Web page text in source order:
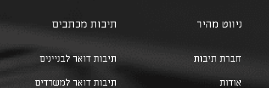
ניווט מהיר
חברת תיבות
אודות
תיבות מכתבים
תיבות דואר לבניינים
תיבות דואר למשרדים